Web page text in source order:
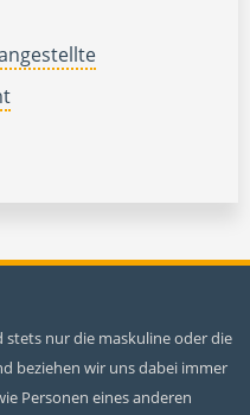
nur die maskuline oder die
beziehen wir uns dabei immer
Personen eines anderen